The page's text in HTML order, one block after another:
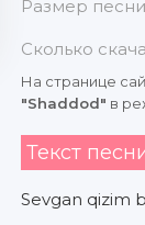
Размер
Сколько
На странице
"Shaddod" в
Текст
Sevgan qizim